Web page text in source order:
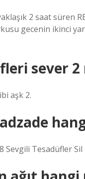
2 saat süren
gecenin ikinci
sever
aşk 2.
Sevgili Tesadüfler